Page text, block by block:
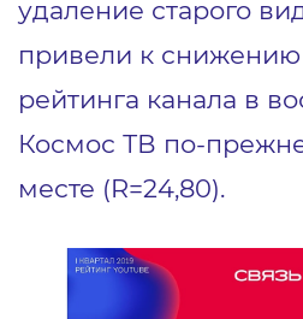
удаление старого
привели к
рейтинга канала в
Космос ТВ по-
месте (R=24,80).